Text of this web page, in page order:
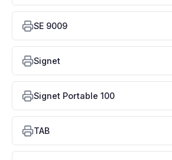
SE 9009
Signet
Signet Portable 100
TAB